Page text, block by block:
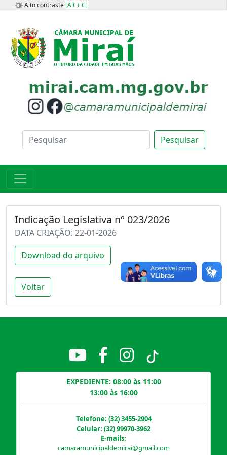
Alto contraste [Alt + C]
Pesquisar
Indicação Legislativa nº 023/2026
DATA CRIAÇÃO: 22-01-2026
Download do arquivo
Voltar
EXPEDIENTE: 08:00 às 11:00
13:00 às 16:00
Telefone: (32) 3455-2904
Celular: (32) 99970-3962
E-mails:
camaramunicipaldemirai@gmail.com